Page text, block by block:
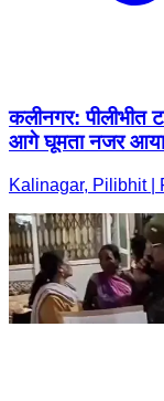
कलीनगर: पीलीभीत
आगे घूमता नजर आया
Kalinagar, Pilibhit |